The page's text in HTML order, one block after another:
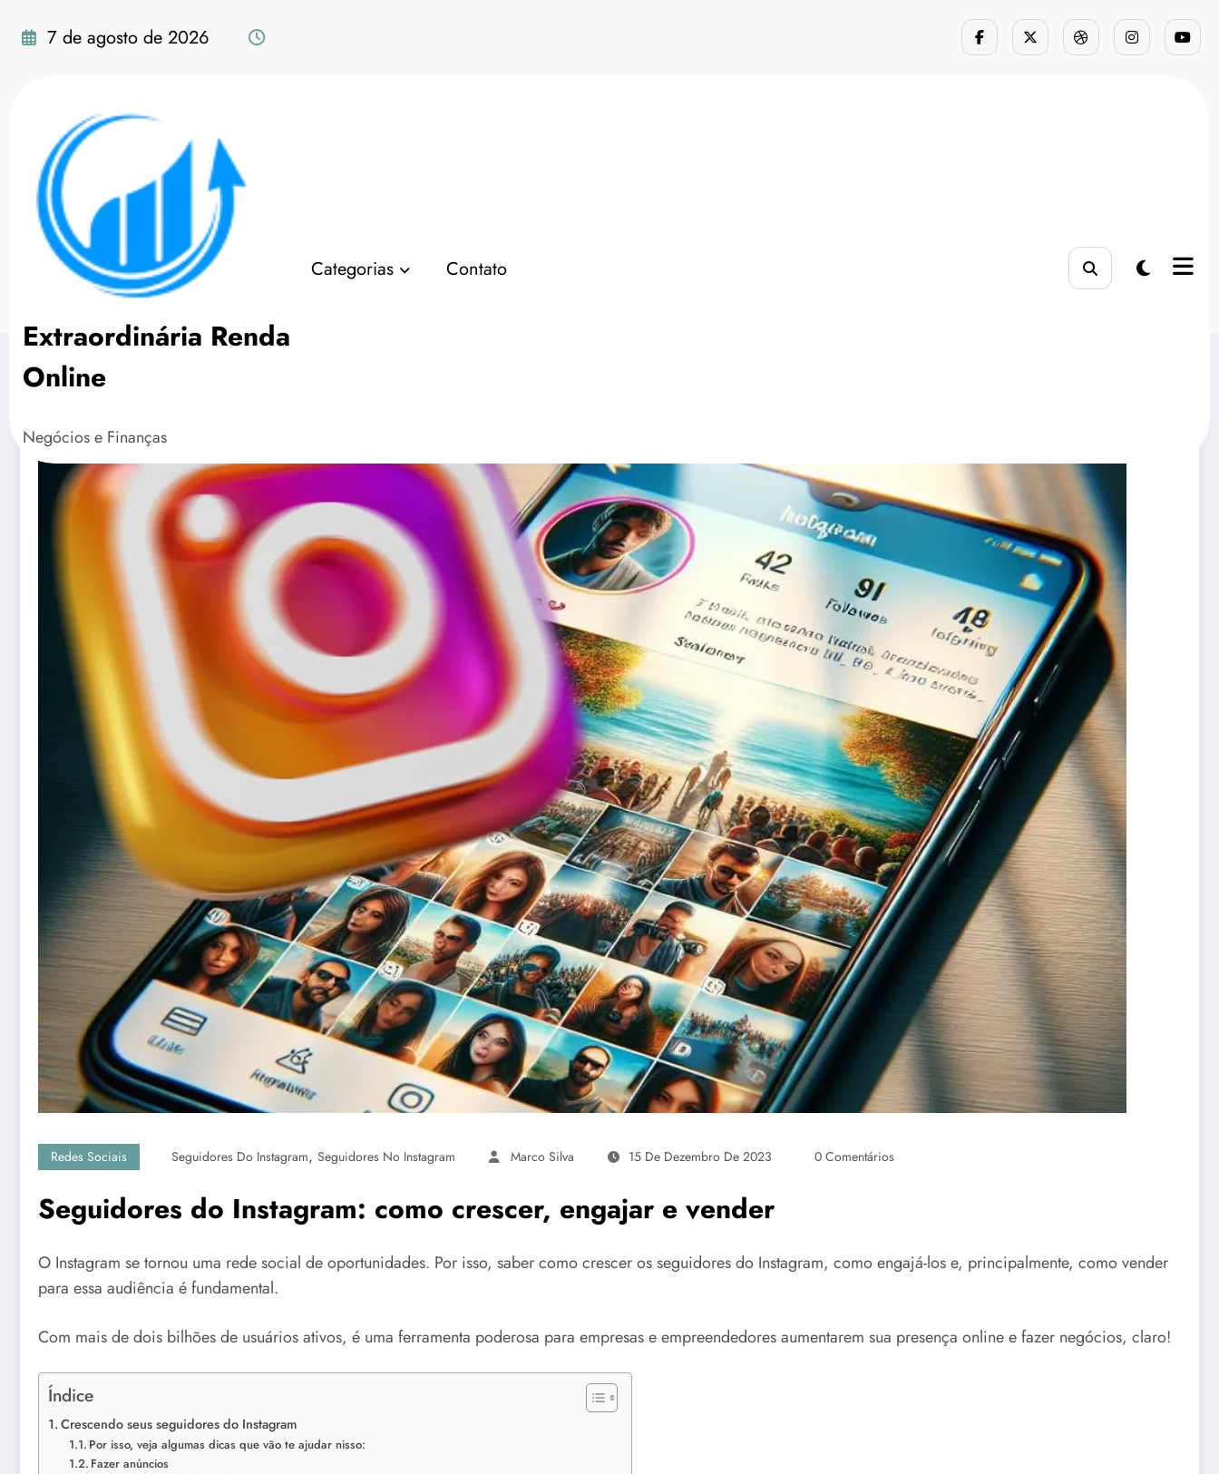
para
7 de agosto de 2026
Extraordinária Renda
Online
Negócios e Finanças
Categorias Contato
Seguidores do Instagram: como crescer, engajar e vender
Página inicial Marketing Digital Redes Sociais Seguidores do Instagram: como crescer, engajar e vender
Redes Sociais Seguidores Do Instagram, Seguidores No Instagram Marco Silva 15 De Dezembro De 2023 0 Comentários
Seguidores do Instagram: como crescer, engajar e vender
O Instagram se tornou uma rede social de oportunidades. Por isso, saber como crescer os seguidores do Instagram, como engajá-los e, principalmente, como vender
para essa audiência é fundamental.
Com mais de dois bilhões de usuários ativos, é uma ferramenta poderosa para empresas e empreendedores aumentarem sua presença online e fazer negócios, claro!
Índice
Crescendo seus seguidores do Instagram
Por isso, veja algumas dicas que vão te ajudar nisso:
Fazer anúncios